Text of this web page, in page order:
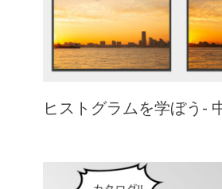
ヒストグラムを学ぼう-